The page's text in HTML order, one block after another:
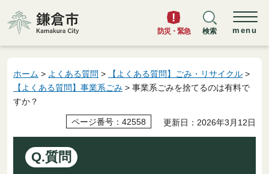
鎌倉市
防災・緊急 検索 menu
ホーム > よくある質問 > 【よくある質問】ごみ・リサイクル >
【よくある質問】事業系ごみ > 事業系ごみを捨てるのは有料で
すか？
ページ番号：42558 更新日：2026年3月12日
Q.質問